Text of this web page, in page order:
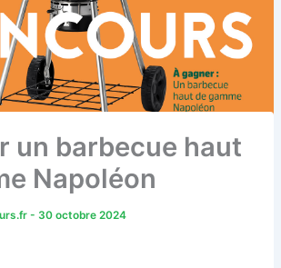
un barbecue haut
Napoléon
- 30 octobre 2024